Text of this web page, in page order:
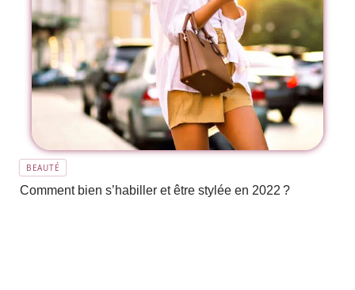
BEAUTÉ
Comment bien s’habiller et être stylée en 2022 ?